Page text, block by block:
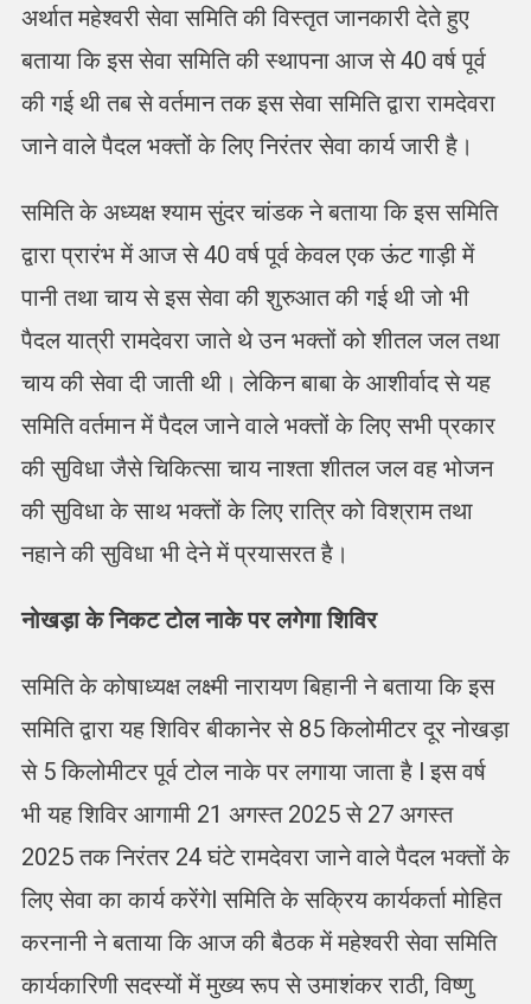
अर्थात महेश्वरी सेवा समिति की विस्तृत जानकारी देते हुए
बताया कि इस सेवा समिति की स्थापना आज से 40 वर्ष पूर्व
की गई थी तब से वर्तमान तक इस सेवा समिति द्वारा रामदेवरा
जाने वाले पैदल भक्तों के लिए निरंतर सेवा कार्य जारी है।
समिति के अध्यक्ष श्याम सुंदर चांडक ने बताया कि इस समिति
द्वारा प्रारंभ में आज से 40 वर्ष पूर्व केवल एक ऊंट गाड़ी में
पानी तथा चाय से इस सेवा की शुरुआत की गई थी जो भी
पैदल यात्री रामदेवरा जाते थे उन भक्तों को शीतल जल तथा
चाय की सेवा दी जाती थी। लेकिन बाबा के आशीर्वाद से यह
समिति वर्तमान में पैदल जाने वाले भक्तों के लिए सभी प्रकार
की सुविधा जैसे चिकित्सा चाय नाश्ता शीतल जल वह भोजन
की सुविधा के साथ भक्तों के लिए रात्रि को विश्राम तथा
नहाने की सुविधा भी देने में प्रयासरत है।
नोखड़ा के निकट टोल नाके पर लगेगा शिविर
समिति के कोषाध्यक्ष लक्ष्मी नारायण बिहानी ने बताया कि इस
समिति द्वारा यह शिविर बीकानेर से 85 किलोमीटर दूर नोखड़ा
से 5 किलोमीटर पूर्व टोल नाके पर लगाया जाता है l इस वर्ष
भी यह शिविर आगामी 21 अगस्त 2025 से 27 अगस्त
2025 तक निरंतर 24 घंटे रामदेवरा जाने वाले पैदल भक्तों के
लिए सेवा का कार्य करेंगेl समिति के सक्रिय कार्यकर्ता मोहित
करनानी ने बताया कि आज की बैठक में महेश्वरी सेवा समिति
कार्यकारिणी सदस्यों में मुख्य रूप से उमाशंकर राठी, विष्णु